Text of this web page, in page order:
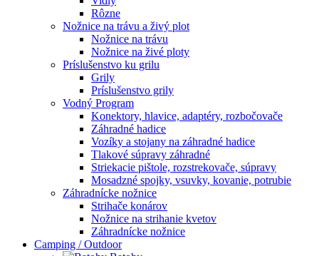
Rôzne
Nožnice na trávu a živý plot
Nožnice na trávu
Nožnice na živé ploty
Príslušenstvo ku grilu
Grily
Príslušenstvo grily
Vodný Program
Konektory, hlavice, adaptéry, rozbočovače
Záhradné hadice
Vozíky a stojany na záhradné hadice
Tlakové súpravy záhradné
Striekacie pištole, rozstrekovače, súpravy
Mosadzné spojky, vsuvky, kovanie, potrubie
Záhradnícke nožnice
Strihače konárov
Nožnice na strihanie kvetov
Záhradnícke nožnice
Camping / Outdoor